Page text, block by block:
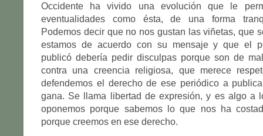
Occidente ha vivido una evolución que le
eventualidades como ésta, de una forma
Podemos decir que no nos gustan las viñetas, que
estamos de acuerdo con su mensaje y que el
publicó debería pedir disculpas porque son de
contra una creencia religiosa, que merece
defendemos el derecho de ese periódico a
gana. Se llama libertad de expresión, y es algo a
oponemos porque sabemos lo que nos ha
porque creemos en ese derecho.